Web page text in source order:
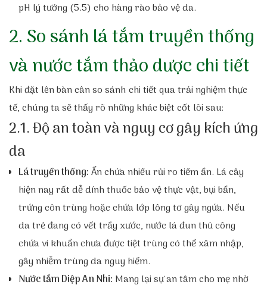
pH lý tưởng (5.5) cho hàng rào bảo vệ da.
2. So sánh lá tắm truyền thống
và nước tắm thảo dược chi tiết
Khi đặt lên bàn cân so sánh chi tiết qua trải nghiệm thực
tế, chúng ta sẽ thấy rõ những khác biệt cốt lõi sau:
2.1. Độ an toàn và nguy cơ gây kích ứng
da
Lá truyền thống:Ẩn chứa nhiều rủi ro tiềm ẩn. Lá cây
hiện nay rất dễ dính thuốc bảo vệ thực vật, bụi bẩn,
trứng côn trùng hoặc chứa lớp lông tơ gây ngứa. Nếu
da trẻ đang có vết trầy xước, nước lá đun thủ công
chứa vi khuẩn chưa được tiệt trùng có thể xâm nhập,
gây nhiễm trùng da nguy hiểm.
Nước tắm Diệp An Nhi: Mang lại sự an tâm cho mẹ nhờ